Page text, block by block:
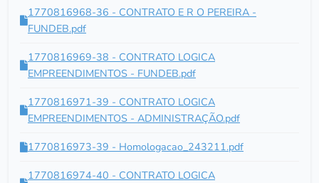
1770816968-36 - CONTRATO E R O PEREIRA -
FUNDEB.pdf
1770816969-38 - CONTRATO LOGICA
EMPREENDIMENTOS - FUNDEB.pdf
1770816971-39 - CONTRATO LOGICA
EMPREENDIMENTOS - ADMINISTRAÇÃO.pdf
1770816973-39 - Homologacao_243211.pdf
1770816974-40 - CONTRATO LOGICA